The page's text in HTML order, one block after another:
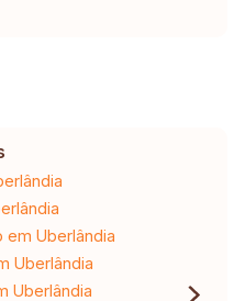
em Uberlândia
Uberlândia
Uberlândia